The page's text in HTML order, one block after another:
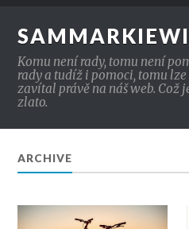
SAMMARKIEWI
Komu není rady, tomu není
rady a tudíž i pomoci, tomu
zavítal právě na náš web. Což
zlato.
ARCHIVE